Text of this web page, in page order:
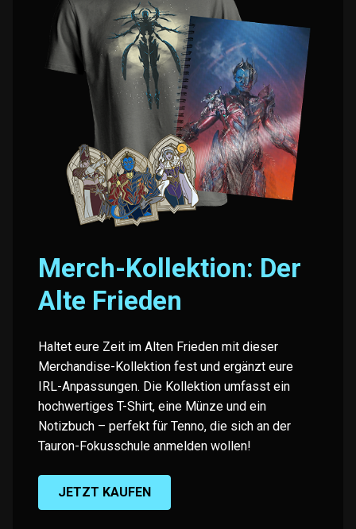
Merch-Kollektion: Der
Alte Frieden
Haltet eure Zeit im Alten Frieden mit dieser
Merchandise-Kollektion fest und ergänzt eure
IRL-Anpassungen. Die Kollektion umfasst ein
hochwertiges T-Shirt, eine Münze und ein
Notizbuch – perfekt für Tenno, die sich an der
Tauron-Fokusschule anmelden wollen!
JETZT KAUFEN